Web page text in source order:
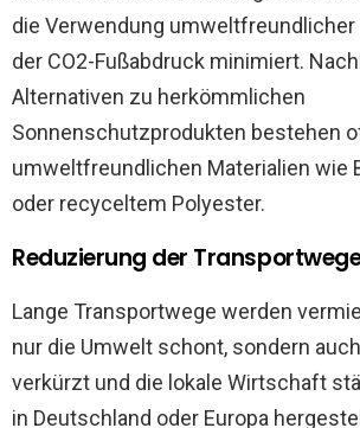
die Verwendung umweltfreundlicher
der CO2-Fußabdruck minimiert.
Alternativen zu herkömmlichen
Sonnenschutzprodukten bestehen
umweltfreundlichen Materialien wie
oder recyceltem Polyester.
Reduzierung der
Lange Transportwege werden
nur die Umwelt schont, sondern
verkürzt und die lokale Wirtschaft
in Deutschland oder Europa